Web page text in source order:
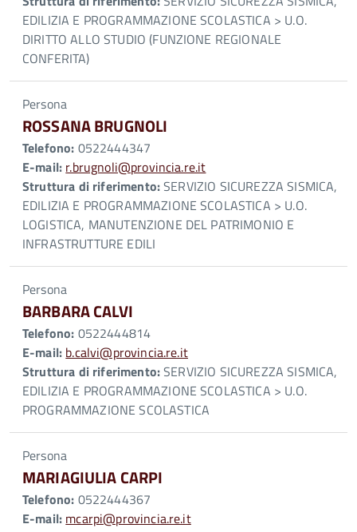
EDILIZIA E PROGRAMMAZIONE SCOLASTICA > U.O.
DIRITTO ALLO STUDIO (FUNZIONE REGIONALE
CONFERITA)
Persona
ROSSANA BRUGNOLI
Telefono: 0522444347
E-mail: r.brugnoli@provincia.re.it
Struttura di riferimento:SERVIZIO SICUREZZA SISMICA,
EDILIZIA E PROGRAMMAZIONE SCOLASTICA > U.O.
LOGISTICA, MANUTENZIONE DEL PATRIMONIO E
INFRASTRUTTURE EDILI
Persona
BARBARA CALVI
Telefono: 0522444814
E-mail: b.calvi@provincia.re.it
Struttura di riferimento:SERVIZIO SICUREZZA SISMICA,
EDILIZIA E PROGRAMMAZIONE SCOLASTICA > U.O.
PROGRAMMAZIONE SCOLASTICA
Persona
MARIAGIULIA CARPI
Telefono: 0522444367
E-mail: mcarpi@provincia.re.it